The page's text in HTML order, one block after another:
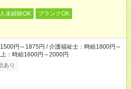
未経験OK
ブランクOK
円～1875円 / 介護福祉士：時給1800円～
：時給1600円～2000円
あり